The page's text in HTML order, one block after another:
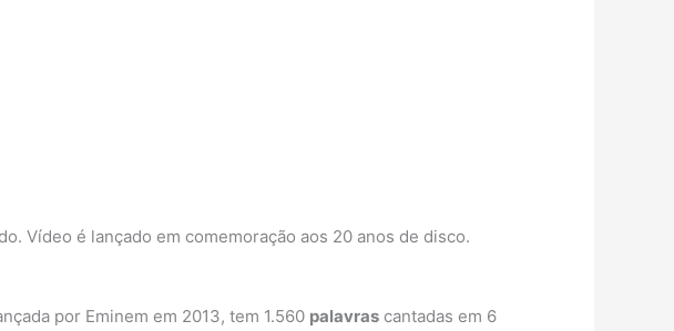
Vídeo é lançado em comemoração aos 20 anos de disco.
por Eminem em 2013, tem 1.560 palavras cantadas em 6